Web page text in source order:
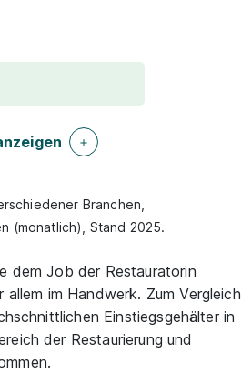
Branchen,
(monatlich), Stand 2025.
dem Job der Restauratorin
im Handwerk. Zum Vergleich
Einstiegsgehälter in
der Restaurierung und